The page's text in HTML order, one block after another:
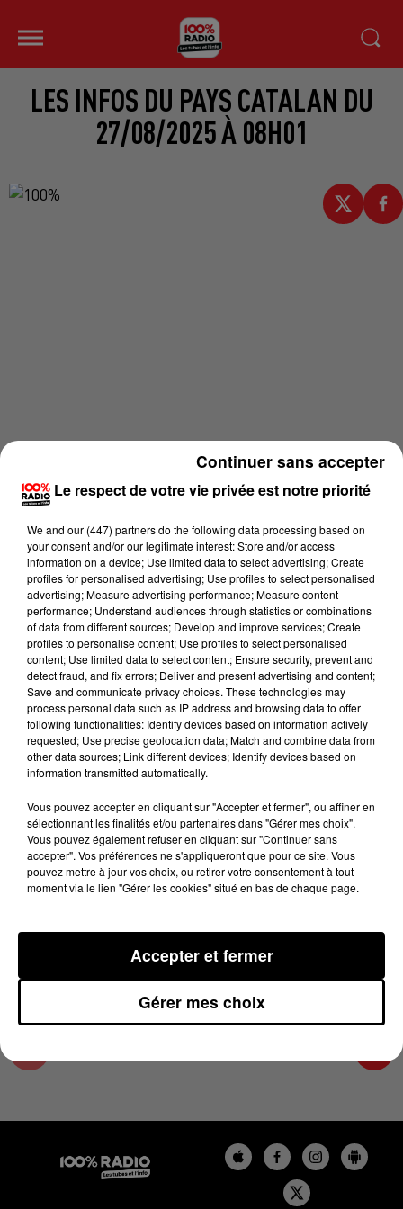
LES INFOS DU PAYS CATALAN DU
27/08/2025 À 08H01
Lecture (4 min 15 sec)
100%
100% Radio les infos du Pays Catalan
27 août 2025 - 4 min 15 sec
LES INFOS DU PAYS CATALAN DU 27/08/2025
À 08H01
Podcasts infos du Pays Catalan
Le respect de votre vie privée est notre priorité
We and our (447) partnersdo the following data processing based on
your consent and/or our legitimate interest: Store and/or access
information on a device; Use limited data to select advertising; Create
profiles for personalised advertising; Use profiles to select personalised
advertising; Measure advertising performance; Measure content
performance; Understand audiences through statistics or combinations
of data from different sources; Develop and improve services; Create
profiles to personalise content; Use profiles to select personalised
content; Use limited data to select content; Ensure security, prevent and
detect fraud, and fix errors; Deliver and present advertising and content;
Save and communicate privacy choices. These technologies may
process personal data such as IP address and browsing data to offer
following functionalities: Identify devices based on information actively
requested; Use precise geolocation data; Match and combine data from
other data sources; Link different devices; Identify devices based on
information transmitted automatically.
Vous pouvez accepter en cliquant sur "Accepter et fermer", ou affiner en
sélectionnant les finalités et/ou partenaires dans "Gérer mes choix".
Vous pouvez également refuser en cliquant sur "Continuer sans
accepter". Vos préférences ne s'appliqueront que pour ce site. Vous
pouvez mettre à jour vos choix, ou retirer votre consentement à tout
moment via le lien "Gérer les cookies" situé en bas de chaque page.
Gérer mes choix
Accepter et fermer
Continuer sans accepter